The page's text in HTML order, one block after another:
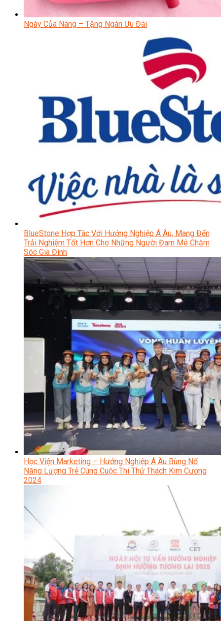
Ngày Của Nàng – Tặng Ngàn Ưu Đãi
BlueStone Hợp Tác Với Hướng Nghiệp Á Âu, Mang Đến
Trải Nghiệm Tốt Hơn Cho Những Người Đam Mê Chăm
Sóc Gia Đình
Học Viện Marketing – Hướng Nghiệp Á Âu Bùng Nổ
Năng Lượng Trẻ Cùng Cuộc Thi Thử Thách Kim Cương
2024